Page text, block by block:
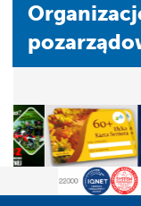
Organizacje